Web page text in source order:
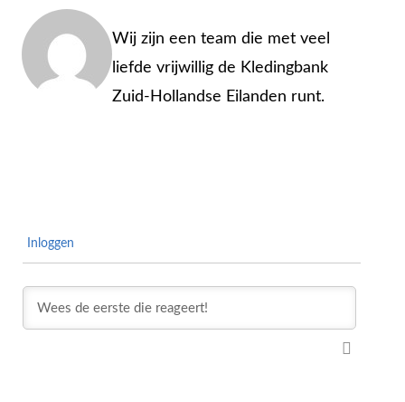
Wij zijn een team die met veel
liefde vrijwillig de Kledingbank
Zuid-Hollandse Eilanden runt.
Inloggen